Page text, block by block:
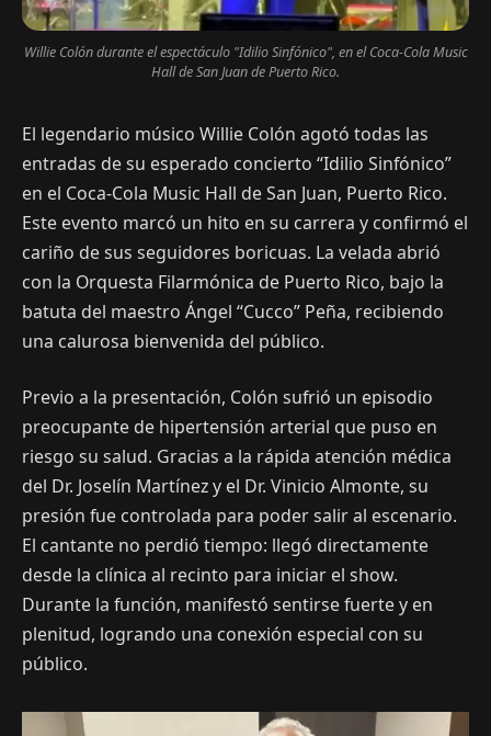
Willie Colón durante el espectáculo "Idilio Sinfónico", en el Coca-Cola Music
Hall de San Juan de Puerto Rico.
El legendario músico Willie Colón agotó todas las
entradas de su esperado concierto “Idilio Sinfónico”
en el Coca-Cola Music Hall de San Juan, Puerto Rico.
Este evento marcó un hito en su carrera y confirmó el
cariño de sus seguidores boricuas. La velada abrió
con la Orquesta Filarmónica de Puerto Rico, bajo la
batuta del maestro Ángel “Cucco” Peña, recibiendo
una calurosa bienvenida del público.
Previo a la presentación, Colón sufrió un episodio
preocupante de hipertensión arterial que puso en
riesgo su salud. Gracias a la rápida atención médica
del Dr. Joselín Martínez y el Dr. Vinicio Almonte, su
presión fue controlada para poder salir al escenario.
El cantante no perdió tiempo: llegó directamente
desde la clínica al recinto para iniciar el show.
Durante la función, manifestó sentirse fuerte y en
plenitud, logrando una conexión especial con su
público.